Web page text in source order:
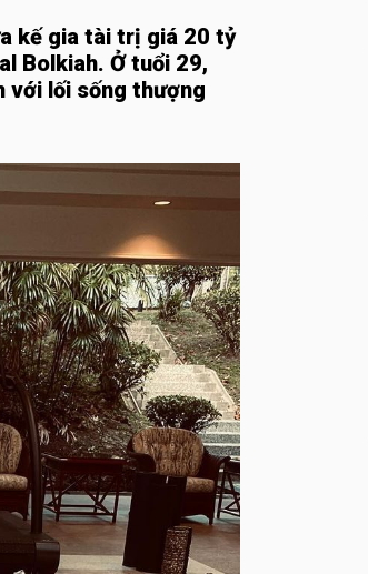
kế gia tài trị giá 20 tỷ
Bolkiah. Ở tuổi 29,
với lối sống thượng